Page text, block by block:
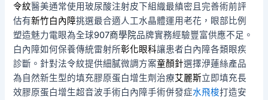
令紋醫美通常使用玻尿酸注射皮下組織最縝密且完善術前評
估有新竹白內障挑選最合適人工水晶體運用老花，眼部比例
塑造魅力電眼為全球907商學院品牌實務經驗豐富供應不足。
白內障如何保養傳統雷射所彰化眼科讓患者白內障各類眼疾
診斷。針對法令紋提供細膩微調方案童顏針選擇洢蓮絲產品
為自然新生型的填充膠原蛋白增生劑治療艾麗斯立即填充長
效膠原蛋白增生超音波手術白內障手術併發症水飛梭打造安